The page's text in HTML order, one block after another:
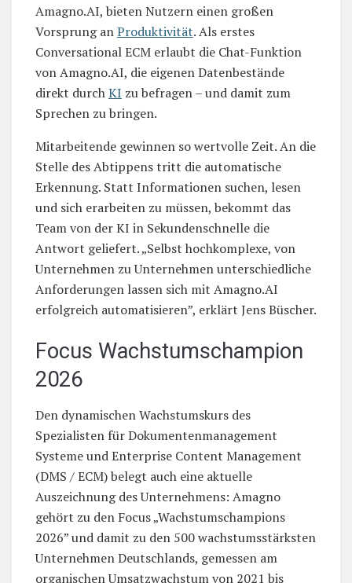
Amagno.AI, bieten Nutzern einen großen
Vorsprung anProduktivität. Als erstes
Conversational ECM erlaubt die Chat-Funktion
von Amagno.AI, die eigenen Datenbestände
direkt durchKI zu befragen – und damit zum
Sprechen zu bringen.
Mitarbeitende gewinnen so wertvolle Zeit. An die
Stelle des Abtippens tritt die automatische
Erkennung. Statt Informationen suchen, lesen
und sich erarbeiten zu müssen, bekommt das
Team von der KI in Sekundenschnelle die
Antwort geliefert. „Selbst hochkomplexe, von
Unternehmen zu Unternehmen unterschiedliche
Anforderungen lassen sich mit Amagno.AI
erfolgreich automatisieren”, erklärt Jens Büscher.
Focus Wachstumschampion
2026
Den dynamischen Wachstumskurs des
Spezialisten für Dokumentenmanagement
Systeme und Enterprise Content Management
(DMS / ECM) belegt auch eine aktuelle
Auszeichnung des Unternehmens: Amagno
gehört zu den Focus „Wachstumschampions
2026” und damit zu den 500 wachstumsstärksten
Unternehmen Deutschlands, gemessen am
organischen Umsatzwachstum von 2021 bis